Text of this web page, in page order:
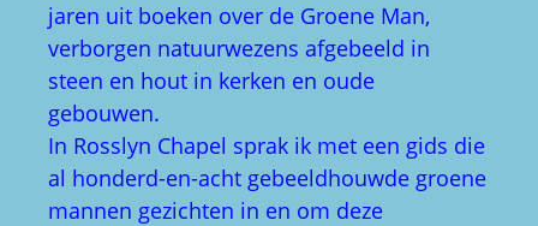
jaren uit boeken over de Groene Man,
verborgen natuurwezens afgebeeld in
steen en hout in kerken en oude
gebouwen.
In Rosslyn Chapel sprak ik met een gids die
al honderd-en-acht gebeeldhouwde groene
mannen gezichten in en om deze